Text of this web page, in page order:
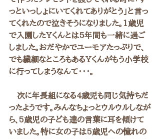
っといっしょにいてくれてありがとう」と言っ
てくれたので泣きそうになりました。1歳児
で入園したYくんとは5年間も一緒に過ご
しました。おだやかでユーモアたっぷりで、
でも繊細なところもあるYくんがもう小学校
に行ってしまうなんて・・・。
次に年長組になる4歳児も同じ気持ちだ
ったようです。みんなちょっとウルウルしなが
ら、5歳児の子ども達の言葉に耳を傾けて
いました。特に女の子は5歳児への憧れの